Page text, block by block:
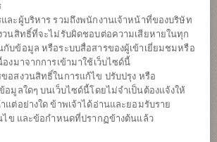
ารการลงทุน (Efficient portfolio management)
ความเสี่ยง โดยป้องกันความเสี่ยงจากอัตราแลก
ตามดุลยพินิจของผู้จัดการกองทุน
ลงทุนง่ายๆ ได้หลายช่องทาง |
กองทุนที่ลงทุนในต่างประเทศ
ละผู้บริหาร รวมถึงพนักงานเจ้าหน้าที่ของบริษัท
วนสิทธิ์ที่จะไม่รับผิดชอบต่อความเสียหายในทุก
บข้อมูล หรือระบบสื่อสารของผู้เข้าเยี่ยมชมหรือ
งมาจากการเข้ามาใช้เว็บไซด์นี้
อสงวนสิทธิ์ในการแก้ไข ปรับปรุง หรือ
อมูลใดๆ บนเว็บไซด์นี้โดยไม่จำเป็นต้องแจ้งให้
แต่อย่างใด ข้าพเจ้าได้อ่านและยอมรับราย
นไข และข้อกำหนดที่ปรากฏข้างต้นแล้ว